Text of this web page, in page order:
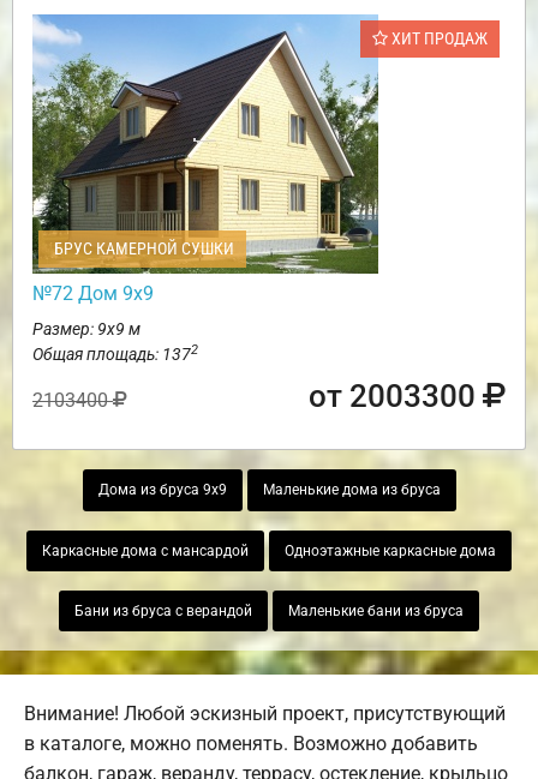
ХИТ ПРОДАЖ
БРУС КАМЕРНОЙ СУШКИ
№72 Дом 9х9
Размер: 9х9 м
Общая площадь: 1372
2103400 от 2003300
Дома из бруса 9х9 Маленькие дома из бруса
Каркасные дома с мансардой Одноэтажные каркасные дома
Бани из бруса с верандой Маленькие бани из бруса
Внимание! Любой эскизный проект, присутствующий
в каталоге, можно поменять. Возможно добавить
балкон, гараж, веранду, террасу, остекление, крыльцо